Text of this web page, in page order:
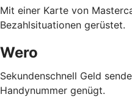
Mit einer Karte von
Bezahlsituationen gerüstet.
Wero
Sekundenschnell Geld
Handynummer genügt.